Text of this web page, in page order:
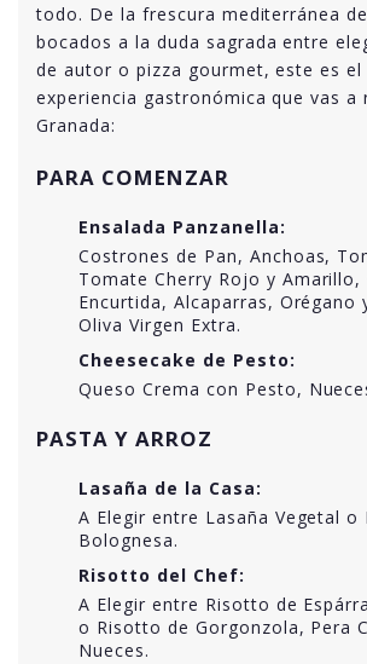
todo. De la frescura mediterránea
bocados a la duda sagrada entre
de autor o pizza gourmet, este es el
experiencia gastronómica que vas a
Granada:
PARA COMENZAR
Ensalada Panzanella:
Costrones de Pan, Anchoas,
Tomate Cherry Rojo y Amarillo,
Encurtida, Alcaparras, Orégano
Oliva Virgen Extra.
Cheesecake de Pesto:
Queso Crema con Pesto,
PASTA Y ARROZ
Lasaña de la Casa:
A Elegir entre Lasaña Vegetal o
Bolognesa.
Risotto del Chef:
A Elegir entre Risotto de
o Risotto de Gorgonzola, Pera
Nueces.